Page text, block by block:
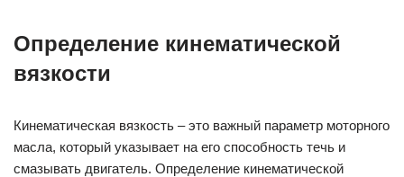
Определение кинематической
вязкости
Кинематическая вязкость – это важный параметр моторного
масла, который указывает на его способность течь и
смазывать двигатель. Определение кинематической